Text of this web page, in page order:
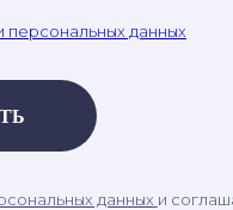
данных
данных и